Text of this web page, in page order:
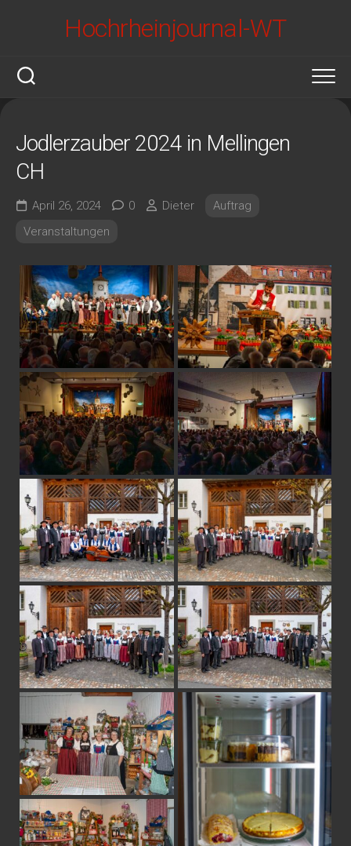
Hochrheinjournal-WT
Jodlerzauber 2024 in Mellingen
CH
April 26, 2024 0 Dieter
Auftrag
Veranstaltungen